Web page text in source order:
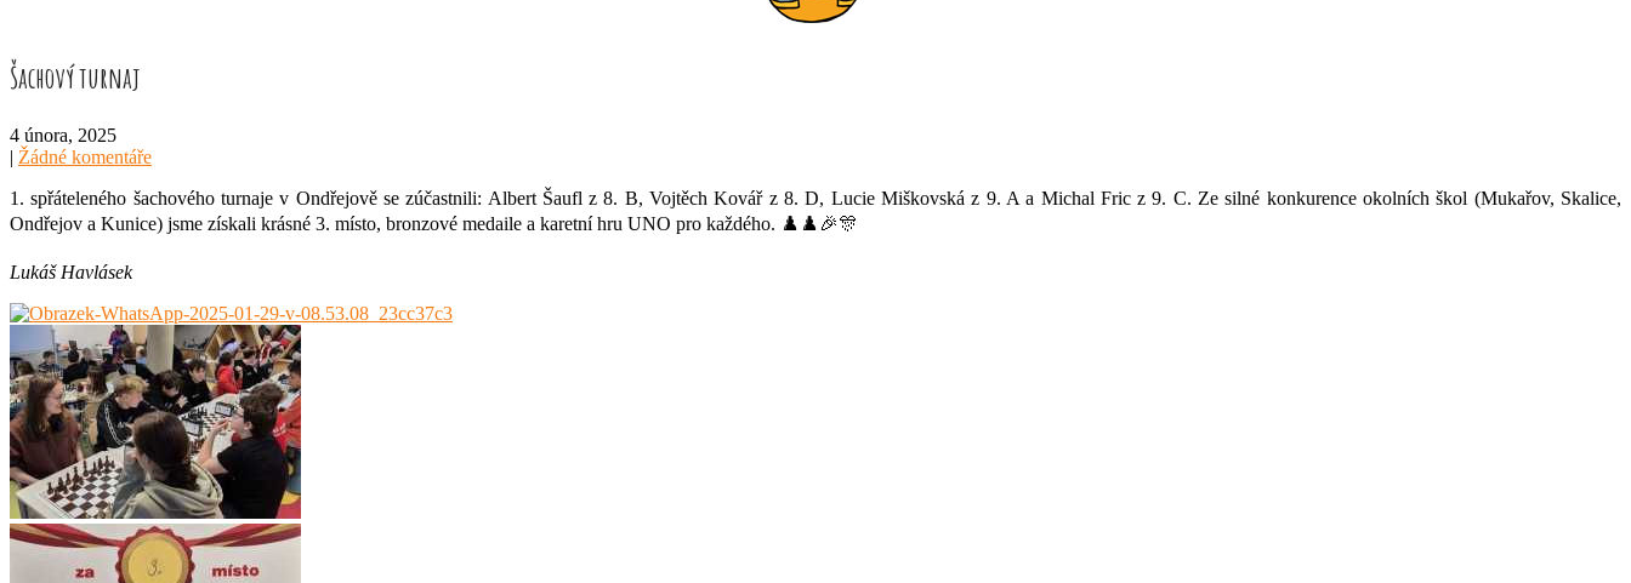
Šachový turnaj
4 února, 2025
| Žádné komentáře
1. spřáteleného šachového turnaje v Ondřejově se zúčastnili: Albert Šaufl z 8. B, Vojtěch Kovář z 8. D, Lucie Miškovská z 9. A a Michal Fric z 9. C. Ze silné konkurence okolních škol (Mukařov, Skalice,
Ondřejov a Kunice) jsme získali krásné 3. místo, bronzové medaile a karetní hru UNO pro každého. ♟️♟️🎉🎊
Lukáš Havlásek